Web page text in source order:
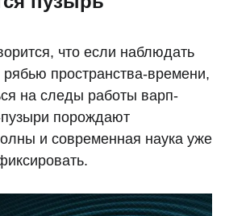
что если наблюдать
пространства-времени,
на следы работы варп-
порождают
и современная наука уже